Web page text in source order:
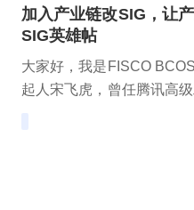
加入产业链改SIG，让
SIG英雄帖
大家好，我是FISCO
起人宋飞虎，曾任腾讯高